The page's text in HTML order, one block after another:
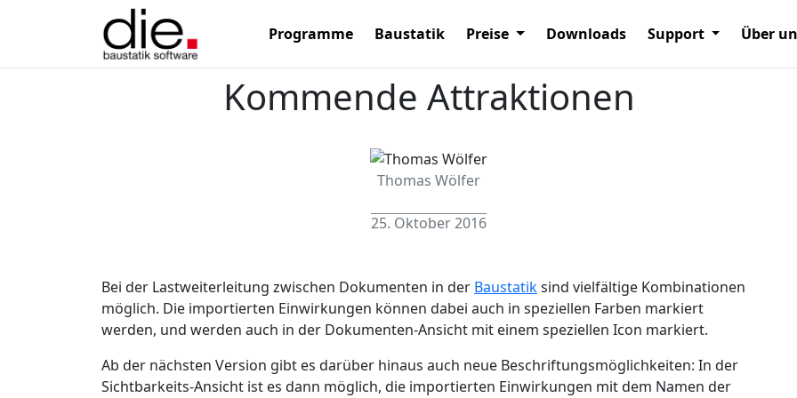
Programme Baustatik Preise Downloads Support Über
Kommende Attraktionen
Thomas Wölfer
25. Oktober 2016
Bei der Lastweiterleitung zwischen Dokumenten in der Baustatiksind vielfältige Kombinationen
möglich. Die importierten Einwirkungen können dabei auch in speziellen Farben markiert
werden, und werden auch in der Dokumenten-Ansicht mit einem speziellen Icon markiert.
Ab der nächsten Version gibt es darüber hinaus auch neue Beschriftungsmöglichkeiten: In der
Sichtbarkeits-Ansicht ist es dann möglich, die importierten Einwirkungen mit dem Namen der